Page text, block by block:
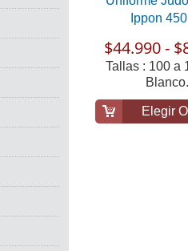
Ippon
$44.990 -
Tallas : 100 a
Blanco.
Elegir